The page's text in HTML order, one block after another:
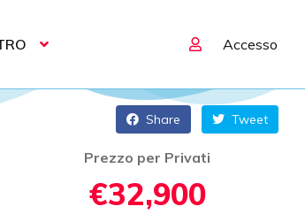
Accesso
Share Tweet
Prezzo per Privati
€32,900